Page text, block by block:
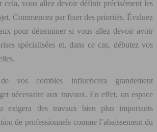
cela, vous allez devoir définir précisément les
Commencez par fixer des priorités. Évaluez
pour déterminer si vous allez devoir avoir
spécialisées et, dans ce cas, débutez vos
vos combles influencera grandement
nécessaire aux travaux. En effet, un espace
exigera des travaux bien plus importants
de professionnels comme l’abaissement du